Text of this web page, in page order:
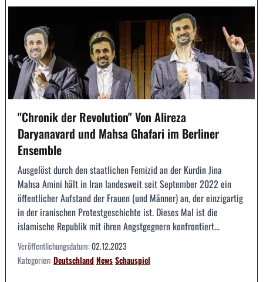
"Chronik der Revolution" Von Alireza
Daryanavard und Mahsa Ghafari im Berliner
Ensemble
Ausgelöst durch den staatlichen Femizid an der Kurdin Jina
Mahsa Amini hält in Iran landesweit seit September 2022 ein
öffentlicher Aufstand der Frauen (und Männer) an, der einzigartig
in der iranischen Protestgeschichte ist. Dieses Mal ist die
islamische Republik mit ihren Angstgegnern konfrontiert...
Veröffentlichungsdatum:02.12.2023
Kategorien:DeutschlandNewsSchauspiel